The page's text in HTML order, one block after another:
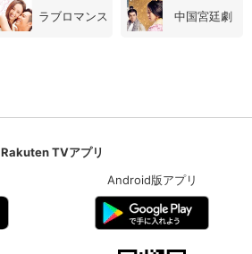
ラブロマンス 中国宮廷劇
Rakuten TVアプリ
Android版アプリ